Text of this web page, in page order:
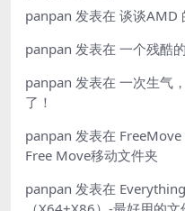
panpan 发表在 谈谈AMD
panpan 发表在 一个残酷
panpan 发表在 一次生气
了！
panpan 发表在
Free Move移动文件夹
panpan 发表在